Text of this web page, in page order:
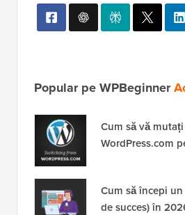
Popular pe WPBeginner
Cum să vă
WordPress.com
Cum să începi
de succes) în